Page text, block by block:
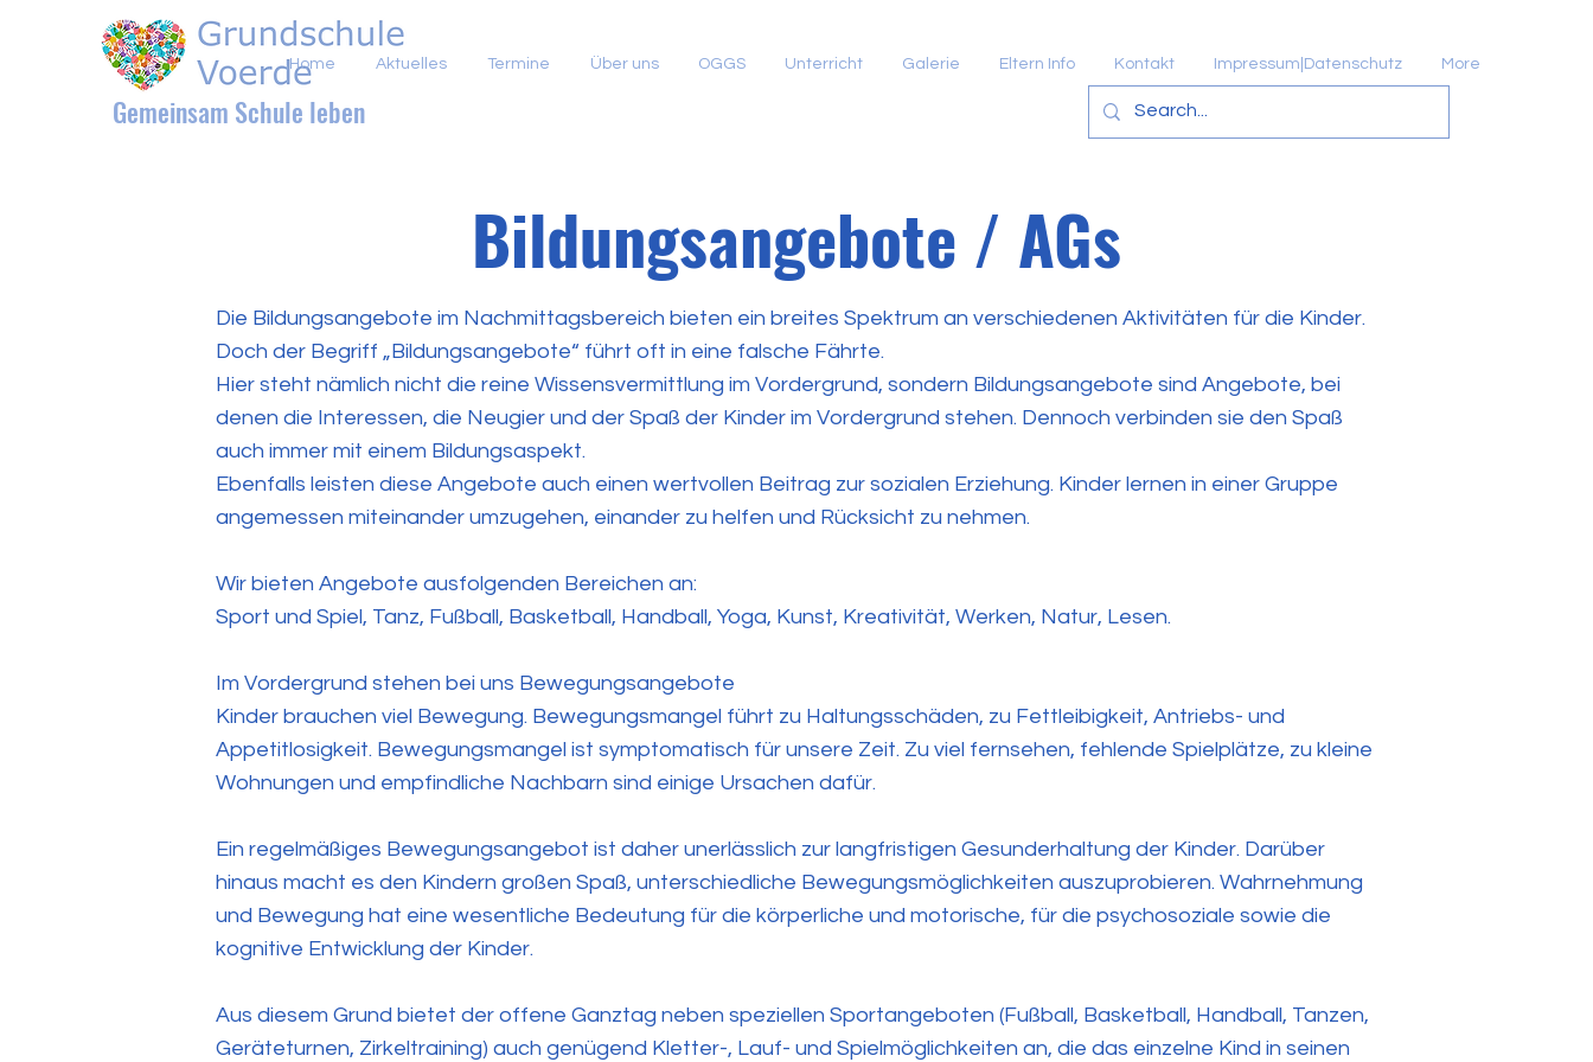
Gemeinsam Schule leben
Home Aktuelles Termine Über uns OGGS Unterricht Galerie Eltern Info Kontakt Impressum|Datenschutz More
Bildungsangebote / AGs
Die Bildungsangebote im Nachmittagsbereich bieten ein breites Spektrum an verschiedenen Aktivitäten für die Kinder.
Doch der Begriff „Bildungsangebote“ führt oft in eine falsche Fährte.
Hier steht nämlich nicht die reine Wissensvermittlung im Vordergrund, sondern Bildungsangebote sind Angebote, bei
denen die Interessen, die Neugier und der Spaß der Kinder im Vordergrund stehen. Dennoch verbinden sie den Spaß
auch immer mit einem Bildungsaspekt.
Ebenfalls leisten diese Angebote auch einen wertvollen Beitrag zur sozialen Erziehung. Kinder lernen in einer Gruppe
angemessen miteinander umzugehen, einander zu helfen und Rücksicht zu nehmen.
Wir bieten Angebote ausfolgenden Bereichen an:
Sport und Spiel, Tanz, Fußball, Basketball, Handball, Yoga, Kunst, Kreativität, Werken, Natur, Lesen.
Im Vordergrund stehen bei uns Bewegungsangebote
Kinder brauchen viel Bewegung. Bewegungsmangel führt zu Haltungsschäden, zu Fettleibigkeit, Antriebs- und
Appetitlosigkeit. Bewegungsmangel ist symptomatisch für unsere Zeit. Zu viel fernsehen, fehlende Spielplätze, zu kleine
Wohnungen und empfindliche Nachbarn sind einige Ursachen dafür.
Ein regelmäßiges Bewegungsangebot ist daher unerlässlich zur langfristigen Gesunderhaltung der Kinder. Darüber
hinaus macht es den Kindern großen Spaß, unterschiedliche Bewegungsmöglichkeiten auszuprobieren. Wahrnehmung
und Bewegung hat eine wesentliche Bedeutung für die körperliche und motorische, für die psychosoziale sowie die
kognitive Entwicklung der Kinder.
Aus diesem Grund bietet der offene Ganztag neben speziellen Sportangeboten (Fußball, Basketball, Handball, Tanzen,
Geräteturnen, Zirkeltraining) auch genügend Kletter-, Lauf- und Spielmöglichkeiten an, die das einzelne Kind in seinen